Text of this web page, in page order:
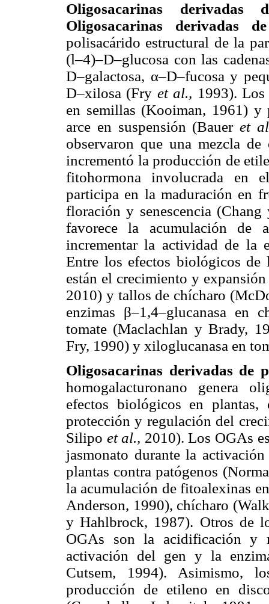
Oligosacarinas
Oligosacarinas derivadas
polisacárido estructural de la
(l–4)–D–glucosa con las
D–galactosa, α–D–fucosa y
D–xilosa (Fry et al., 1993). Los
en semillas (Kooiman, 1961) y
arce en suspensión (Baueret
observaron que una mezcla
incrementó la producción de
fitohormona involucrada en
participa en la maduración en
floración y senescencia
favorece la acumulación de
incrementar la actividad de la
Entre los efectos biológicos
están el crecimiento y
2010) y tallos de chícharo
enzimas β–1,4–glucanasa en
tomate (Maclachlan y Brady,
Fry, 1990) y xiloglucanasa en
Oligosacarinas derivadas de
homogalacturonano genera
efectos biológicos en
protección y regulación del
Silipo et al., 2010). Los OGAs
jasmonato durante la
plantas contra patógenos
la acumulación de fitoalexinas
Anderson, 1990), chícharo
y Hahlbrock, 1987). Otros de
OGAs son la acidificación
activación del gen y la
Cutsem, 1994). Asimismo,
producción de etileno en